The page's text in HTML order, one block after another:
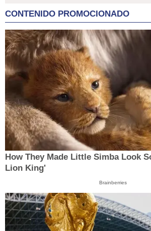
CONTENIDO PROMOCIONADO
How They Made Little Simba Look
Lion King'
Brainberries